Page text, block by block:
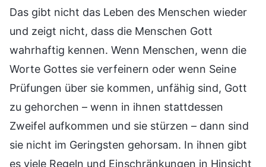
Das gibt nicht das Leben des Menschen wieder
und zeigt nicht, dass die Menschen Gott
wahrhaftig kennen. Wenn Menschen, wenn die
Worte Gottes sie verfeinern oder wenn Seine
Prüfungen über sie kommen, unfähig sind, Gott
zu gehorchen – wenn in ihnen stattdessen
Zweifel aufkommen und sie stürzen – dann sind
sie nicht im Geringsten gehorsam. In ihnen gibt
es viele Regeln und Einschränkungen in Hinsicht